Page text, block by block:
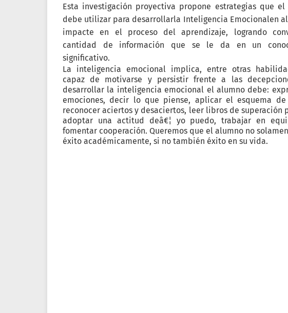
Esta investigación proyectiva propone estrategias que el
debe utilizar para desarrollarla Inteligencia Emocionalen
impacte en el proceso del aprendizaje, logrando
cantidad de información que se le da en un
significativo.
La inteligencia emocional implica, entre otras
capaz de motivarse y persistir frente a las
desarrollar la inteligencia emocional el alumno debe:
emociones, decir lo que piense, aplicar el esquema de
reconocer aciertos y desaciertos, leer libros de superación
adoptar una actitud deâ€¦ yo puedo, trabajar en
fomentar cooperación. Queremos que el alumno no
éxito académicamente, si no también éxito en su vida.